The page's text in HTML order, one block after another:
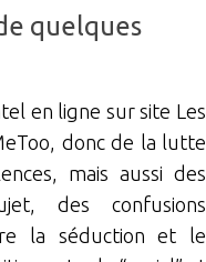
quelques
en ligne sur site Les
donc de la lutte
mais aussi des
des confusions
la séduction et le